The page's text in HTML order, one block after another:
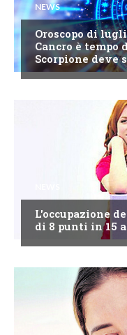
NEWS
Oroscopo di
Cancro è tempo
Scorpione deve
L'occupazione
di 8 punti in 15